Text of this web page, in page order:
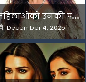
म
हिलाओंको उनकी पसंद के लिए उन्हें जज किया जाता है-मलाइका
Posted
on
December 4, 2025